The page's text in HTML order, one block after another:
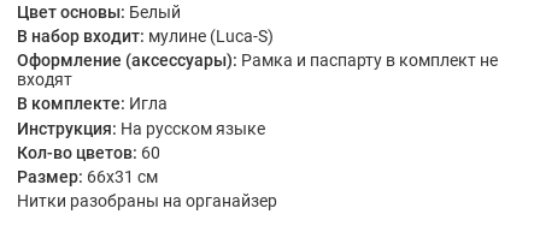
Цвет основы: Белый
В набор входит: мулине (Luca-S)
Оформление (аксессуары): Рамка и паспарту в комплект не
входят
В комплекте: Игла
Инструкция: На русском языке
Кол-во цветов: 60
Размер: 66x31 см
Нитки разобраны на органайзер